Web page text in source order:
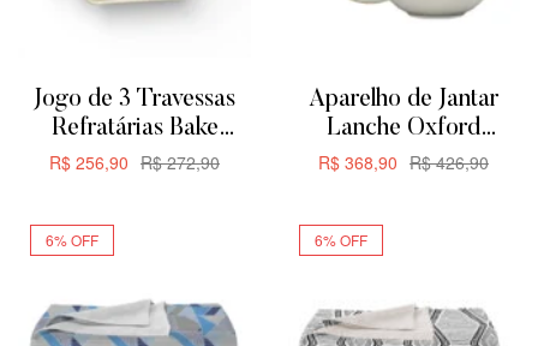
Jogo de 3 Travessas
Refratárias Bake
Oxford Para Servir ou
R$272,90
R$ 256,90
Aparelho de Jantar
Lanche Oxford
Aquarela Flat 12 Peças
R$426,90
R$ 368,90
6% OFF 6% OFF